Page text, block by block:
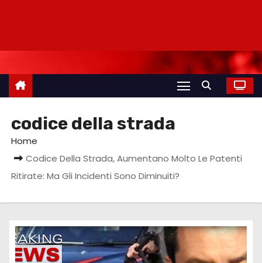
codice della strada
Home
Codice Della Strada, Aumentano Molto Le Patenti
Ritirate: Ma Gli Incidenti Sono Diminuiti?